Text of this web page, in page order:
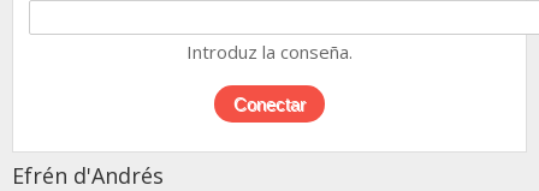
Introduz la conseña.
Efrén d'Andrés